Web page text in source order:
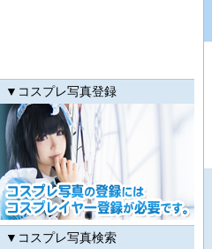
▼コスプレ写真登録
▼コスプレ写真検索